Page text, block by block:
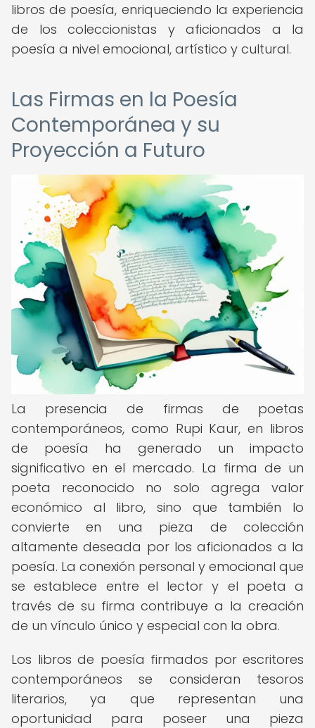
libros de poesía, enriqueciendo la experiencia
de los coleccionistas y aficionados a la
poesía a nivel emocional, artístico y cultural.
Las Firmas en la Poesía
Contemporánea y su
Proyección a Futuro
La presencia de firmas de poetas
contemporáneos, como Rupi Kaur, en libros
de poesía ha generado un impacto
significativo en el mercado. La firma de un
poeta reconocido no solo agrega valor
económico al libro, sino que también lo
convierte en una pieza de colección
altamente deseada por los aficionados a la
poesía. La conexión personal y emocional que
se establece entre el lector y el poeta a
través de su firma contribuye a la creación
de un vínculo único y especial con la obra.
Los libros de poesía firmados por escritores
contemporáneos se consideran tesoros
literarios, ya que representan una
oportunidad para poseer una pieza